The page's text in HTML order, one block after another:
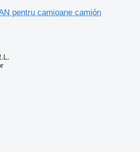
pentru camioane camión